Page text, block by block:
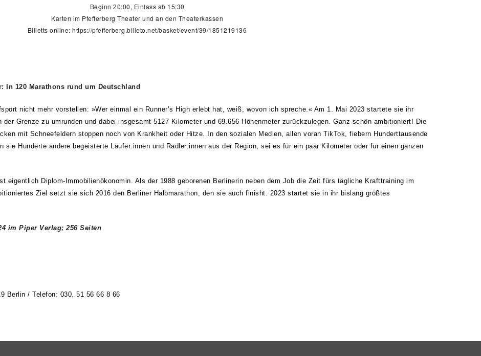
Beginn 20:00, Einlass ab 15:30
Karten im Pfefferberg Theater und an den Theaterkassen
Billetts online:https://pfefferberg.billeto.net/basket/event/39/1851219136
In 120 Marathons rund um Deutschland
nicht mehr vorstellen: »Wer einmal ein Runner’s High erlebt hat, weiß, wovon ich spreche.« Am 1. Mai 2023 startete sie ihr
Grenze zu umrunden und dabei insgesamt 5127 Kilometer und 69.656 Höhenmeter zurückzulegen. Ganz schön ambitioniert! Die
mit Schneefeldern stoppen noch von Krankheit oder Hitze. In den sozialen Medien, allen voran TikTok, fiebern Hunderttausende
Hunderte andere begeisterte Läufer:innen und Radler:innen aus der Region, sei es für ein paar Kilometer oder für einen ganzen
eigentlich Diplom-Immobilienökonomin. Als der 1988 geborenen Berlinerin neben dem Job die Zeit fürs tägliche Krafttraining im
Ziel setzt sie sich 2016 den Berliner Halbmarathon, den sie auch finisht. 2023 startet sie in ihr bislang größtes
im Piper Verlag; 256 Seiten
Berlin / Telefon: 030. 51 56 66 8 66